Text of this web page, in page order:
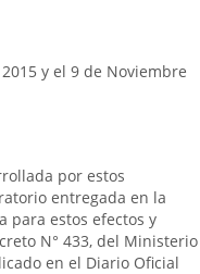
y el 9 de Noviembre
por estos
entregada en la
para estos efectos y
N° 433, del Ministerio
en el Diario Oficial